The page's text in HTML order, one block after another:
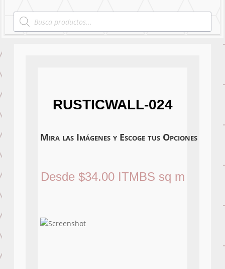
Products
search
RUSTICWALL-024
Mira las Imágenes y Escoge tus Opciones
Desde $34.00 ITMBS sq m